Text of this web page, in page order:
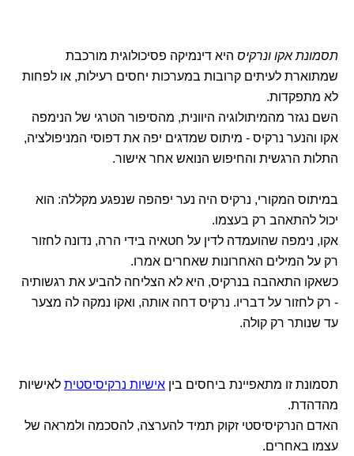
תסמונת אקו ונרקיס היא דינמיקה פסיכולוגית מורכבת
שמתוארת לעיתים קרובות במערכות יחסים רעילות, או לפחות
לא מתפקדות.
השם נגזר מהמיתולוגיה היוונית, מהסיפור הטרגי של הנימפה
אקו והנער נרקיס - מיתוס שמדגים יפה את דפוסי המניפולציה,
התלות הרגשית והחיפוש הנואש אחר אישור.
במיתוס המקורי, נרקיס היה נער יפהפה שנפגע מקללה: הוא
יכול להתאהב רק בעצמו.
אקו, נימפה שהועמדה לדין על חטאיה בידי הרה, נדונה לחזור
רק על המילים האחרונות שאחרים אמרו.
כשאקו התאהבה בנרקיס, היא לא הצליחה להביע את רגשותיה
- רק לחזור על דבריו. נרקיס דחה אותה, ואקו נמקה לה מצער
עד שנותר רק קולה.
תסמונת זו מתאפיינת ביחסים בין אישיות נרקיסיסטית לאישיות
מהדהדת.
האדם הנרקיסיסטי זקוק תמיד להערצה, להסכמה ולמראה של
עצמו באחרים.